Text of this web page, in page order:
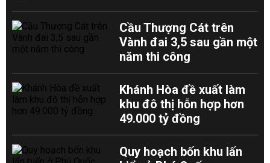
Cầu Thượng Cát trên
Vành đai 3,5 sau gần một
năm thi công
Khánh Hòa đề xuất làm
khu đô thị hỗn hợp hơn
49.000 tỷ đồng
Quy hoạch bốn khu lấn